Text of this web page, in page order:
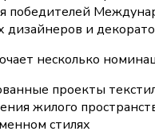
победителей
дизайнеров и
несколько
проекты
жилого
стилях